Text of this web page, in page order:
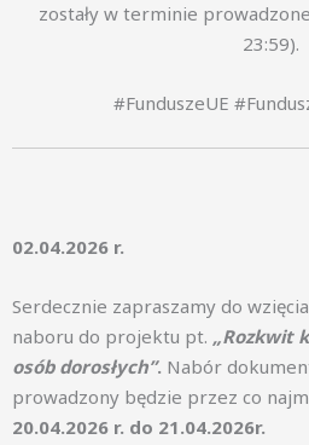
zostały w terminie
23:59).
#FunduszeUE
02.04.2026 r.
Serdecznie zapraszamy do
naboru do projektu pt. „Rozkwit
osób dorosłych”. Nabór
prowadzony będzie przez co
20.04.2026 r. do 21.04.2026r.